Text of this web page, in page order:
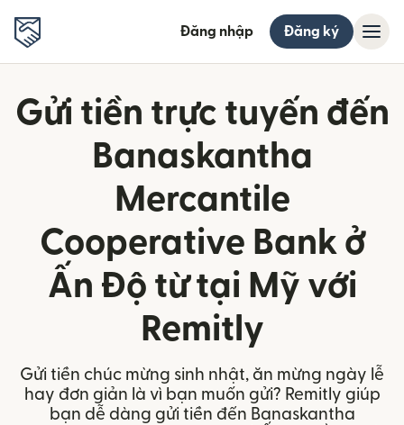
Đăng nhập Đăng ký
Gửi tiền trực tuyến đến
Banaskantha
Mercantile
Cooperative Bank ở
Ấn Độ từ tại Mỹ với
Remitly
Gửi tiền chúc mừng sinh nhật, ăn mừng ngày lễ
hay đơn giản là vì bạn muốn gửi? Remitly giúp
bạn dễ dàng gửi tiền đến Banaskantha